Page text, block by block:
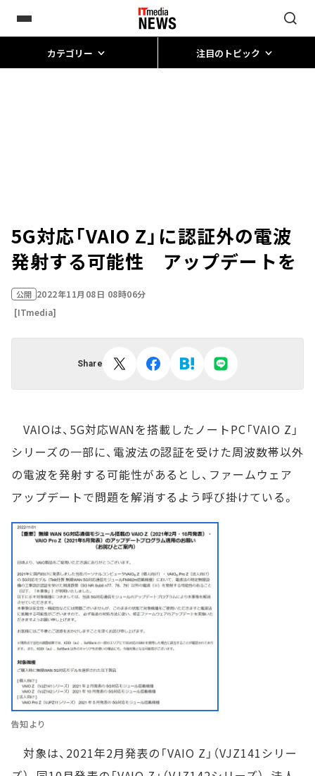
カテゴリー 注目のトピック
5G対応「VAIO Z」に認証外の電波
発射する可能性 アップデートを
公開 2022年11月08日 08時06分
[ITmedia]
Share
VAIOは、5G対応WANを搭載したノートPC「VAIO Z」
シリーズの一部に、電波法の認証を受けた周波数帯以外
の電波を発射する可能性があるとし、ファームウェア
アップデートで問題を解消するよう呼び掛けている。
告知より
対象は、2021年2月発表の「VAIO Z」（VJZ141シリー